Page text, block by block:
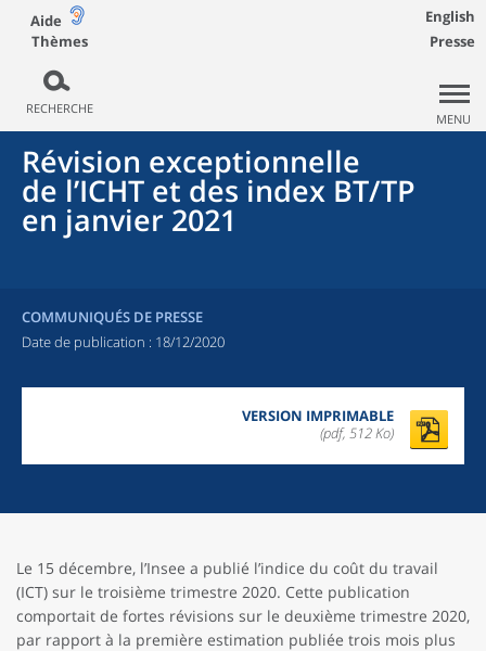
Aide
Thèmes
RECHERCHE
English
Presse
MENU
Révision exceptionnelle
de l’ICHT et des index BT/TP
en janvier 2021
COMMUNIQUÉS DE PRESSE
Date de publication : 18/12/2020
VERSION IMPRIMABLE
(pdf, 512 Ko)
Le 15 décembre, l’Insee a publié l’indice du coût du travail
(ICT) sur le troisième trimestre 2020. Cette publication
comportait de fortes révisions sur le deuxième trimestre 2020,
par rapport à la première estimation publiée trois mois plus